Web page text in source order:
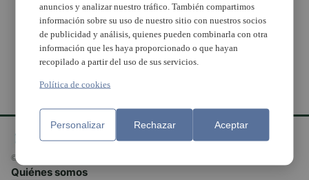
Silla tindrà un segon
centre de salut
© El Meridiano L'Horta 2026 - Valencia - España
Quiénes somos
anuncios y analizar nuestro tráfico. También compartimos
información sobre su uso de nuestro sitio con nuestros socios
de publicidad y análisis, quienes pueden combinarla con otra
información que les haya proporcionado o que hayan
recopilado a partir del uso de sus servicios.
Política de cookies
Personalizar Rechazar Aceptar